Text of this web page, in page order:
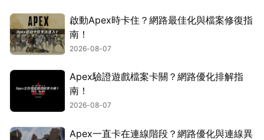
啟動Apex時卡住？網路最佳化與檔案修復指
南！
2026-08-07
Apex驗證遊戲檔案卡關？網路優化排解指
南！
2026-08-07
Apex一直卡在連線階段？網路優化與連線異